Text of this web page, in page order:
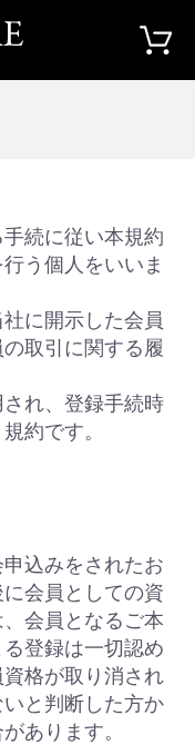
続に従い本規約
う個人をいいま
に開示した会員
取引に関する履
れ、登録手続時
約です。
込みをされたお
会員としての資
会員となるご本
登録は一切認め
格が取り消され
と判断した方か
あります。